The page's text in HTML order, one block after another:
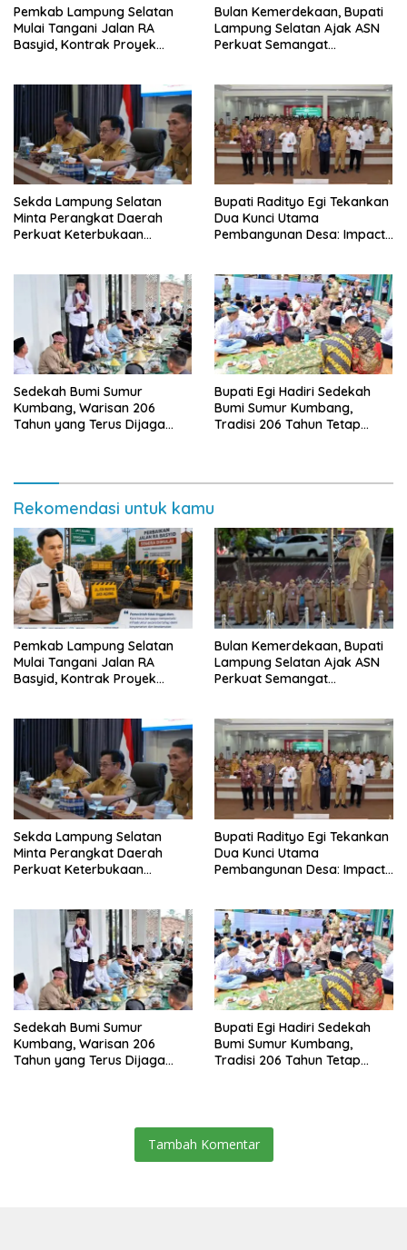
Pemkab Lampung Selatan
Mulai Tangani Jalan RA
Basyid, Kontrak Proyek
Bulan Kemerdekaan, Bupati
Lampung Selatan Ajak ASN
Perkuat Semangat
Sekda Lampung Selatan
Minta Perangkat Daerah
Perkuat Keterbukaan
Bupati Radityo Egi Tekankan
Dua Kunci Utama
Pembangunan Desa: Impact
Sedekah Bumi Sumur
Kumbang, Warisan 206
Tahun yang Terus Dijaga
Bupati Egi Hadiri Sedekah
Bumi Sumur Kumbang,
Tradisi 206 Tahun Tetap
Rekomendasi untuk kamu
Pemkab Lampung Selatan
Mulai Tangani Jalan RA
Basyid, Kontrak Proyek
Bulan Kemerdekaan, Bupati
Lampung Selatan Ajak ASN
Perkuat Semangat
Sekda Lampung Selatan
Minta Perangkat Daerah
Perkuat Keterbukaan
Bupati Radityo Egi Tekankan
Dua Kunci Utama
Pembangunan Desa: Impact
Sedekah Bumi Sumur
Kumbang, Warisan 206
Tahun yang Terus Dijaga
Bupati Egi Hadiri Sedekah
Bumi Sumur Kumbang,
Tradisi 206 Tahun Tetap
Tambah Komentar